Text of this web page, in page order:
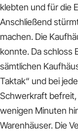
klebten und für die
Anschließend
machen. Die
konnte. Da schloss
sämtlichen
Taktak“ und bei
Schwerkraft
wenigen Minuten
Warenhäuser. Die